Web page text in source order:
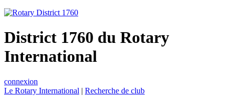
District 1760 du Rotary
International
connexion
Le Rotary International | Recherche de club